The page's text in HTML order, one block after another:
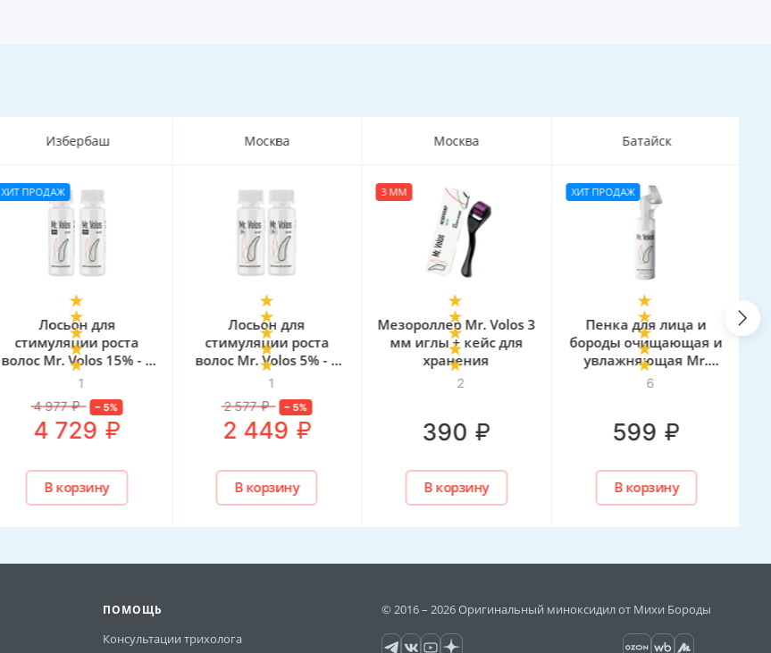
Избербаш
ХИТ ПРОДАЖ
1
Лосьон для
стимуляции роста
волос Mr. Volos 15% - 2
флакона
4 977 ₽ – 5%
4 729 ₽
В корзину
Москва
1
Лосьон для
стимуляции роста
волос Mr. Volos 5% - 2
флакона
2 577 ₽ – 5%
2 449 ₽
В корзину
Москва
3 ММ
2
Мезороллер Mr. Volos 3
мм иглы + кейс для
хранения
390 ₽
В корзину
Батайск
ХИТ ПРОДАЖ
6
Пенка для лица и
бороды очищающая и
увлажняющая Mr.
Volos, 160 мл
599 ₽
В корзину
ПОМОЩЬ
Консультации трихолога
© 2016 – 2026 Оригинальный миноксидил от Михи Бороды